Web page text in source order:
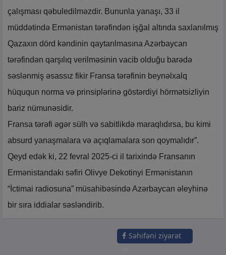
çalışması qəbuledilməzdir. Bununla yanaşı, 33 il
müddətində Ermənistan tərəfindən işğal altında saxlanılmış
Qazaxın dörd kəndinin qaytarılmasına Azərbaycan
tərəfindən qarşılıq verilməsinin vacib olduğu barədə
səslənmiş əsassız fikir Fransa tərəfinin beynəlxalq
hüququn norma və prinsiplərinə göstərdiyi hörmətsizliyin
bariz nümunəsidir.
Fransa tərəfi əgər sülh və sabitlikdə maraqlıdırsa, bu kimi
absurd yanaşmalara və açıqlamalara son qoymalıdır”.
Qeyd edək ki, 22 fevral 2025-ci il tarixində Fransanın
Ermənistandakı səfiri Olivye Dekotinyi Ermənistanın
“İctimai radiosuna” müsahibəsində Azərbaycan əleyhinə
bir sıra iddialar səsləndirib.
Səhifəni ziyarət